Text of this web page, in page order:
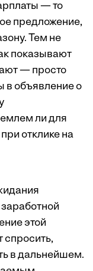
— то
предложение,
Тем не
показывают
— просто
в объявление о
ли для
отклике на
этой
спросить,
в дальнейшем.